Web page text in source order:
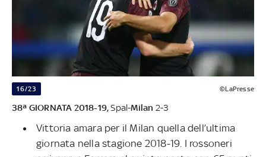
16/23 ©LaPresse
38ª GIORNATA 2018-19,Spal-Milan 2-3
Vittoria amara per il Milan quella dell’ultima
giornata nella stagione 2018-19. I rossoneri